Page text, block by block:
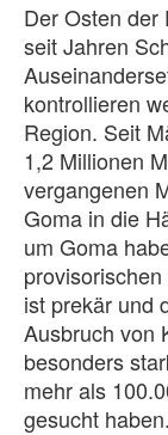
Der Osten der
seit Jahren
kontrollieren
Region. Seit
1,2 Millionen
vergangenen
Goma in die
um Goma
ist prekär und
Ausbruch von
besonders
mehr als
gesucht haben.